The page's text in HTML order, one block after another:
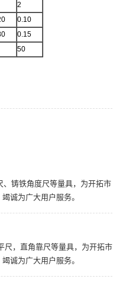
2
0.10
0.15
50
、铸铁角度尺等量具，为开拓市
诚为广大用户服务。
尺，直角靠尺等量具，为开拓市
诚为广大用户服务。